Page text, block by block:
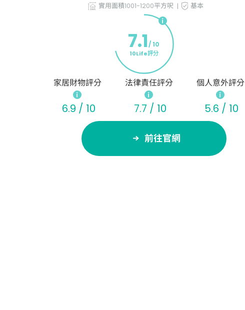
實用面積1001-1200平方呎
基本
7.1/ 10
10Life評分
家居財物評分
6.9 / 10
法律責任評分
7.7 / 10
個人意外評分
5.6 / 10
前往官網